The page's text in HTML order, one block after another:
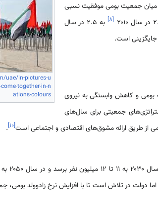
uae/in-pictures-u
together-in-n
ations-colours
میان جمعیت بومی موفقیت نسبی
[۸]
به ۲.۵ در سال
جایگزینی است.
بومی و کاهش وابستگی به نیروی
جمعیتی برای سال‌های
[۱۰]
.
یا بیشتر
دولت در تلاش است تا با افزایش نرخ زادوولد بومی،